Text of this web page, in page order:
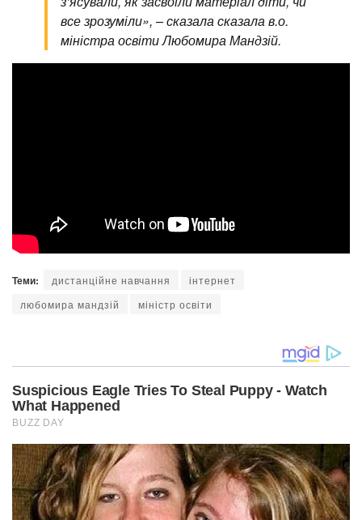
все зрозуміли», – сказала сказала в.о.
міністра освіти Любомира Мандзій.
Теми: дистанційне навчання
інтернет
любомира мандзій
міністр освіти